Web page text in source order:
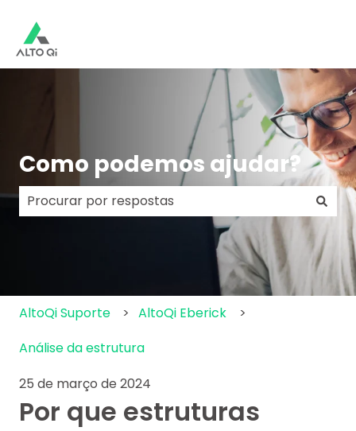
Como podemos ajudar?
Não há sugestões porque o campo de pesquisa
AltoQi Suporte
AltoQi Eberick
Análise da estrutura
25 de março de 2024
Por que estruturas